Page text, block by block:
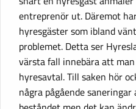
entreprenör ut. Däremot
hyresgäster som ibland
problemet. Detta ser
värsta fall innebära att
hyresavtal. Till saken hör
några pågående